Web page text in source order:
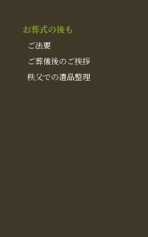
お葬式の後も
ご法要
ご葬儀後のご挨拶
秩父での遺品整理